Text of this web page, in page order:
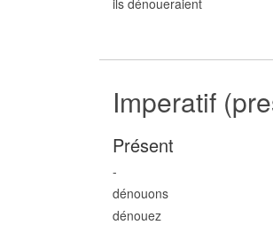
ils dénoueraient
Imperatif
Présent
-
dénouons
dénouez